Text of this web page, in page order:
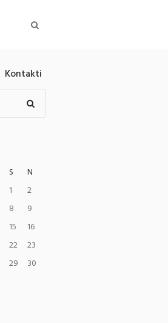
Kontakti
S
N
1
2
8
9
15
16
22
23
29
30